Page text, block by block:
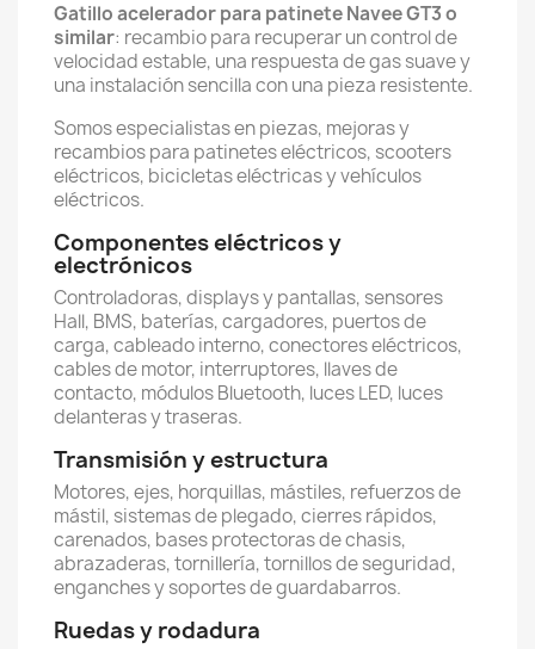
Gatillo acelerador para patinete Navee GT3 o
similar: recambio para recuperar un control de
velocidad estable, una respuesta de gas suave y
una instalación sencilla con una pieza resistente.
Somos especialistas en piezas, mejoras y
recambios para patinetes eléctricos, scooters
eléctricos, bicicletas eléctricas y vehículos
eléctricos.
Componentes eléctricos y
electrónicos
Controladoras, displays y pantallas, sensores
Hall, BMS, baterías, cargadores, puertos de
carga, cableado interno, conectores eléctricos,
cables de motor, interruptores, llaves de
contacto, módulos Bluetooth, luces LED, luces
delanteras y traseras.
Transmisión y estructura
Motores, ejes, horquillas, mástiles, refuerzos de
mástil, sistemas de plegado, cierres rápidos,
carenados, bases protectoras de chasis,
abrazaderas, tornillería, tornillos de seguridad,
enganches y soportes de guardabarros.
Ruedas y rodadura